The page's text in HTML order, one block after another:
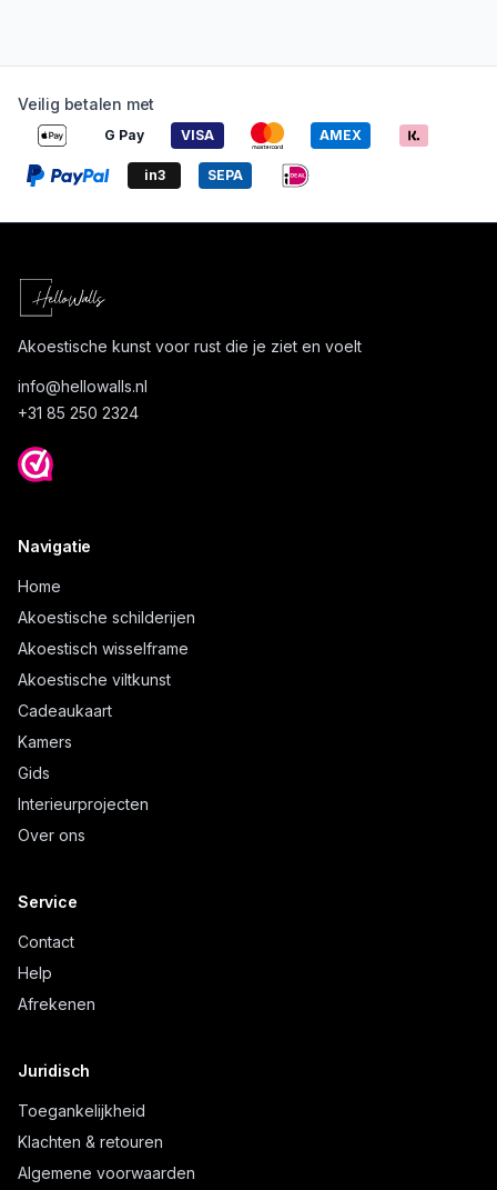
Veilig betalen met
G Pay VISA AMEX
in3 SEPA
Akoestische kunst voor rust die je ziet en voelt
info@hellowalls.nl
+31 85 250 2324
Navigatie
Home
Akoestische schilderijen
Akoestisch wisselframe
Akoestische viltkunst
Cadeaukaart
Kamers
Gids
Interieurprojecten
Over ons
Service
Contact
Help
Afrekenen
Juridisch
Toegankelijkheid
Klachten & retouren
Algemene voorwaarden